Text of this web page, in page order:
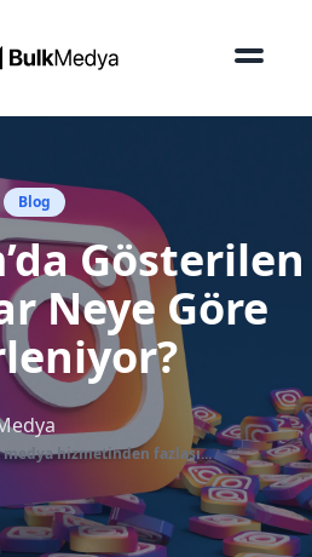
Blog
Gösterilen
Neye Göre
medya hizmetinden fazlası...